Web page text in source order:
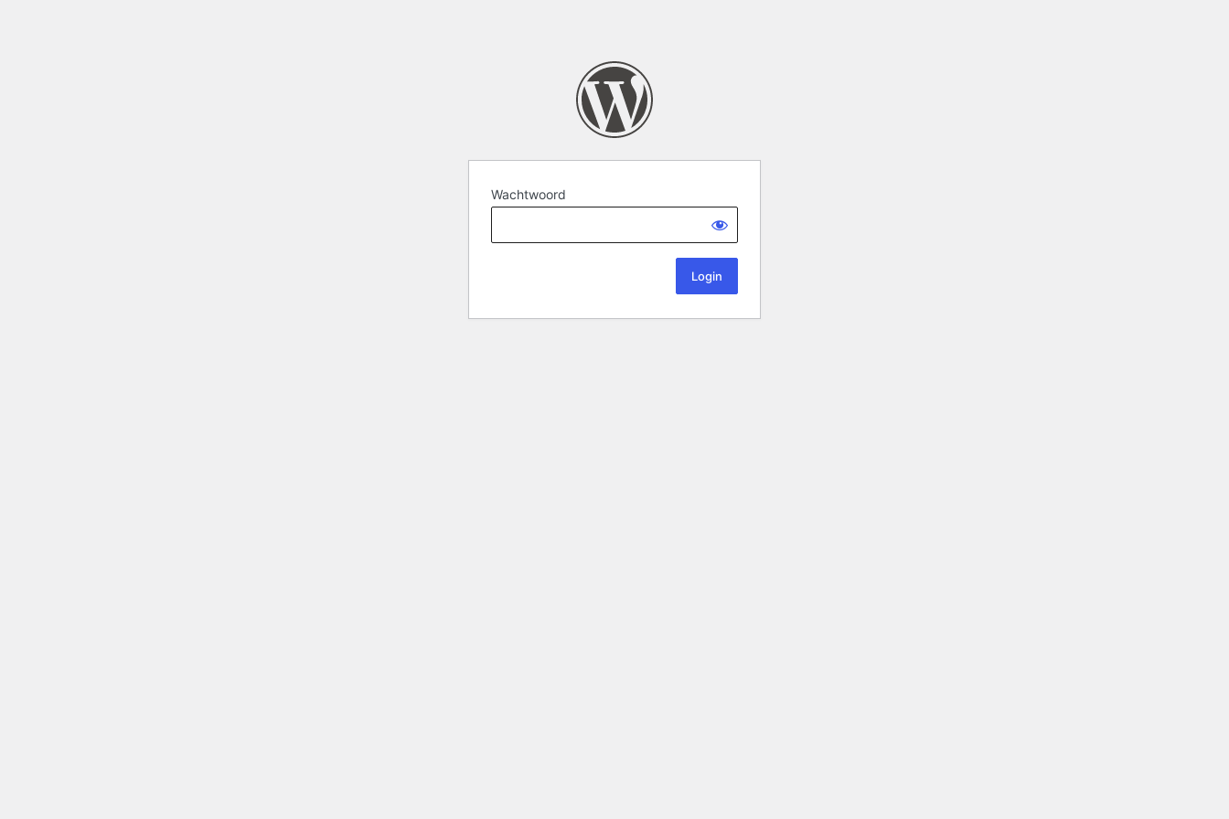
Wachtwoord